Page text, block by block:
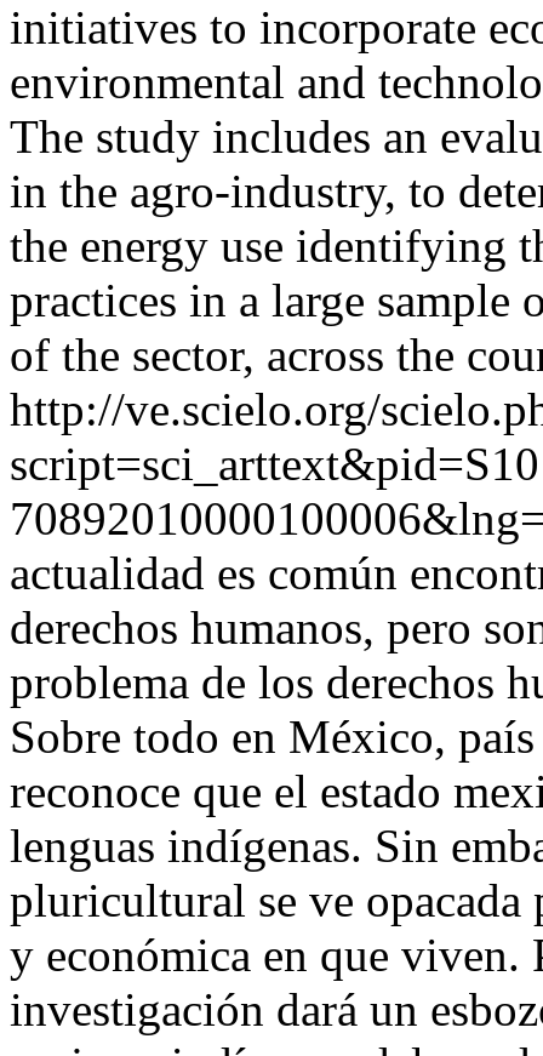
initiatives to incorporate
environmental and
The study includes an
in the agro-industry, to
the energy use identifying
practices in a large
of the sector, across the
http://ve.scielo.org/
actualidad es común
derechos humanos, pero
problema de los derechos
Sobre todo en México,
reconoce que el estado
lenguas indígenas. Sin
pluricultural se ve
y económica en que viven.
investigación dará un